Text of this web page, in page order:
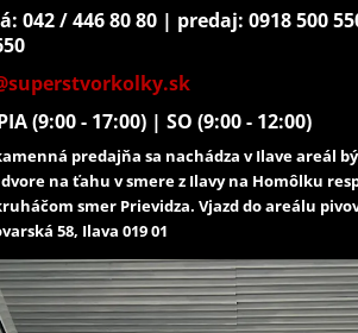
042 / 446 80 80 | predaj: 0918 500
(9:00 - 17:00) | SO (9:00 - 12:00)
predajňa sa nachádza v Ilave areál
na ťahu v smere z Ilavy na Homôlku
smer Prievidza. Vjazd do areálu
58, Ilava 019 01